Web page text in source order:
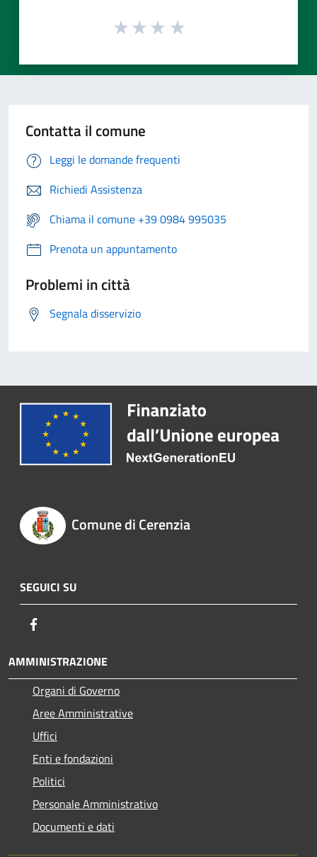
Contatta il comune
Leggi le domande frequenti
Richiedi Assistenza
Chiama il comune +39 0984 995035
Prenota un appuntamento
Problemi in città
Segnala disservizio
Comune di Cerenzia
SEGUICI SU
AMMINISTRAZIONE
Organi di Governo
Aree Amministrative
Uffici
Enti e fondazioni
Politici
Personale Amministrativo
Documenti e dati